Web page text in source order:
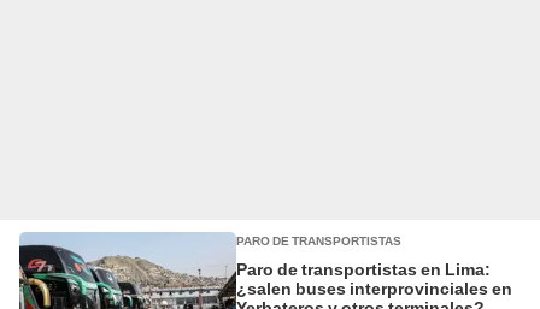
PARO DE TRANSPORTISTAS
Paro de transportistas en Lima:
¿salen buses interprovinciales en